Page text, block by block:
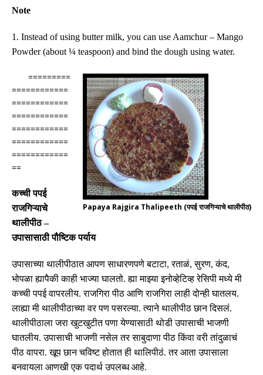
Note
1 . Instead of using butter milk, you can use Aamchur – Mango
Powder (about ¼ teaspoon) and bind the dough using water.
Papaya Rajgira Thalipeeth (पपई राजगिऱ्याचे थालीपीठ)
=========
============
============
============
============
============
============
==
कच्चीपपई
राजगिऱ्याचे
थालीपीठ–
उपासासाठी पौष्टिक पर्याय
उपासाच्या थालीपीठात आपण साधारणपणे बटाटा,रताळं,सुरण,कंद,
भोपळा ह्यापैकी काही भाज्या घालतो.ह्या माझ्या इनोव्हेटिव्ह रेसिपी मध्ये मी
कच्ची पपई वापरलीय.राजगिरा पीठ आणि राजगिरा लाही दोन्ही घातलय.
लाह्या मी थालीपीठाच्या वर पण पसरल्या.त्याने थालीपीठ छान दिसलं.
थालीपीठाला जरा खुटखुटीत पणा येण्यासाठी थोडी उपासाची भाजणी
घातलीय.उपासाची भाजणी नसेल तर साबुदाणा पीठ किंवा वरी तांदुळाचं
पीठ वापरा.खूप छान चविष्ट होतात ही थालिपीठं.तर आता उपासाला
बनवायला आणखी एक पदार्थ उपलब्ध आहे.